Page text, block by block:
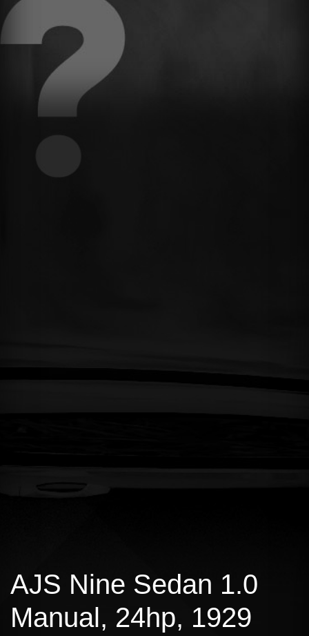
AJS Nine Sedan 1.0
Manual, 24hp, 1929